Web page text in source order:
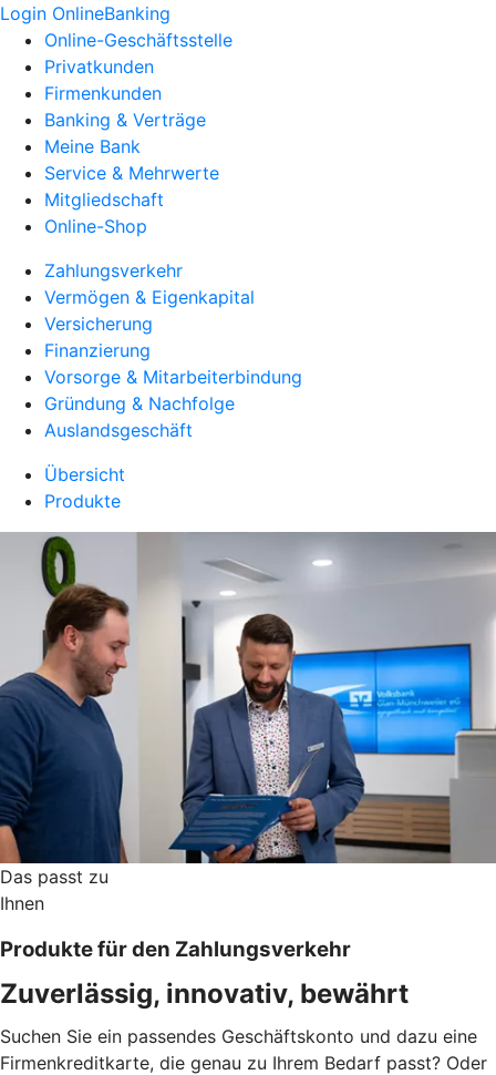
Login OnlineBanking
Online-Geschäftsstelle
Privatkunden
Firmenkunden
Banking & Verträge
Meine Bank
Service & Mehrwerte
Mitgliedschaft
Online-Shop
Zahlungsverkehr
Vermögen & Eigenkapital
Versicherung
Finanzierung
Vorsorge & Mitarbeiterbindung
Gründung & Nachfolge
Auslandsgeschäft
Übersicht
Produkte
Das passt zu
Ihnen
Produkte für den Zahlungsverkehr
Zuverlässig, innovativ, bewährt
Suchen Sie ein passendes Geschäftskonto und dazu eine
Firmenkreditkarte, die genau zu Ihrem Bedarf passt? Oder